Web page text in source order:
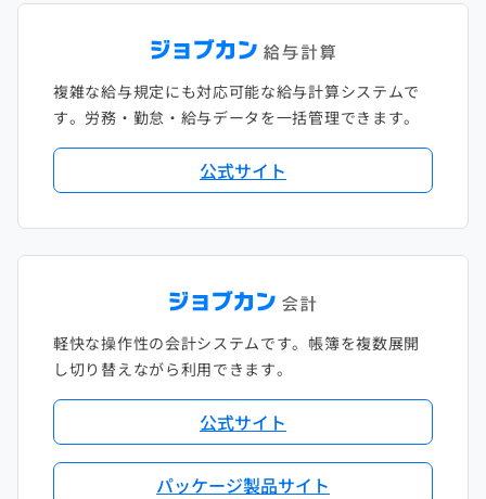
複雑な給与規定にも対応可能な給与計算システムで
す。労務・勤怠・給与データを一括管理できます。
公式サイト
軽快な操作性の会計システムです。帳簿を複数展開
し切り替えながら利用できます。
公式サイト
パッケージ製品サイト